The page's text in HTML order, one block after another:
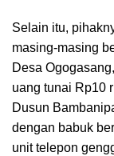
Selain itu,
masing-masing
Desa
uang tunai Rp10
Dusun
dengan babuk
unit telepon